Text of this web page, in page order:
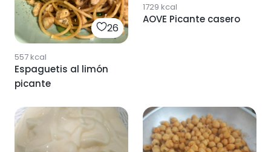
26
557kcal
Espaguetis al limón
picante
1729 kcal
AOVE Picante casero